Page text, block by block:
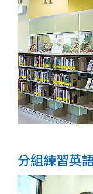
分組練習英